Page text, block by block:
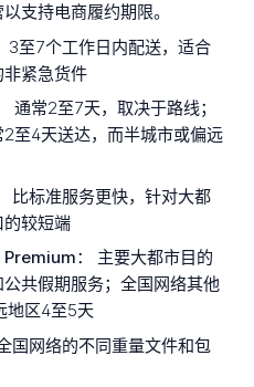
支持电商履约期限。
3至7个工作日内配送，适合
紧急货件
通常2至7天，取决于路线；
至4天送达，而半城市或偏远
比标准服务更快，针对大都
较短端
：
主要大都市目的
共假期服务；全国网络其他
地区4至5天
国网络的不同重量文件和包